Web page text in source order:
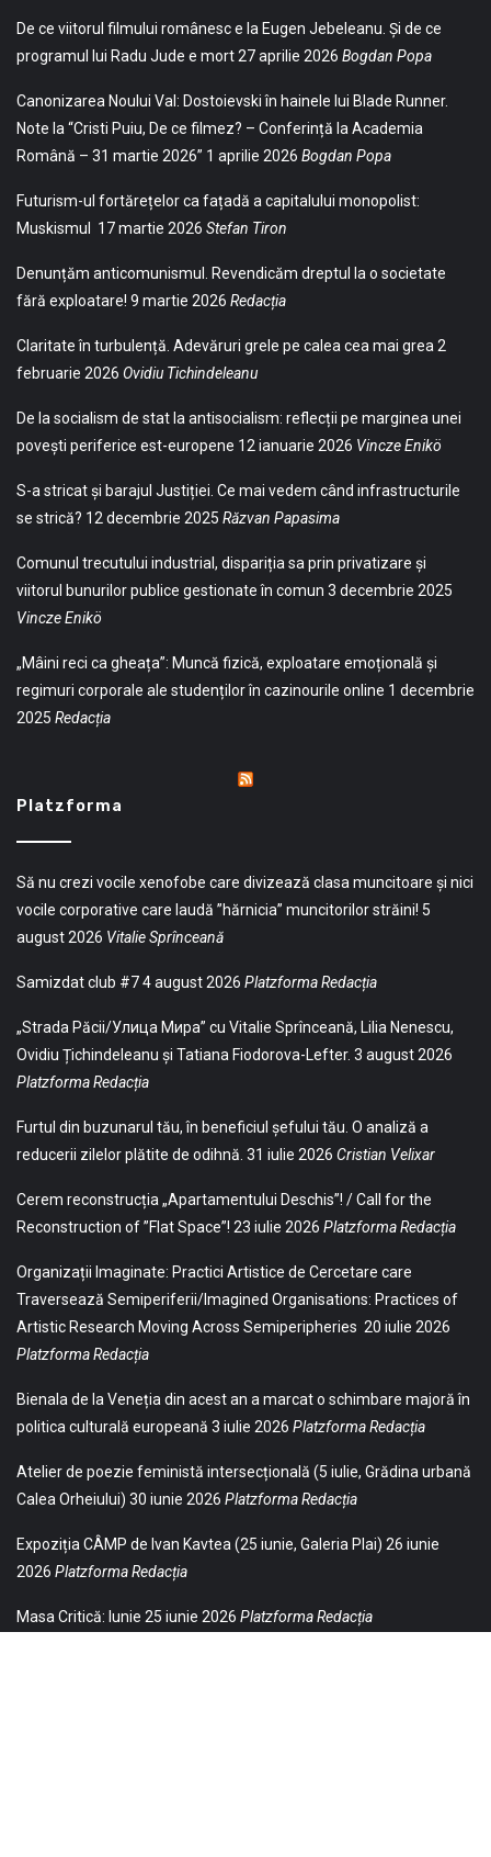
De ce viitorul filmului românesc e la Eugen Jebeleanu. Și de ce
programul lui Radu Jude e mort27 aprilie 2026 Bogdan Popa
Canonizarea Noului Val: Dostoievski în hainele lui Blade Runner.
Note la “Cristi Puiu, De ce filmez? – Conferință la Academia
Română – 31 martie 2026” 1 aprilie 2026 Bogdan Popa
Futurism-ul fortărețelor ca fațadă a capitalului monopolist:
Muskismul 17 martie 2026 Stefan Tiron
Denunțăm anticomunismul. Revendicăm dreptul la o societate
fără exploatare! 9 martie 2026 Redacția
Claritate în turbulență. Adevăruri grele pe calea cea mai grea 2
februarie 2026 Ovidiu Tichindeleanu
De la socialism de stat la antisocialism: reflecții pe marginea unei
povești periferice est-europene 12 ianuarie 2026 Vincze Enikö
S-a stricat și barajul Justiției. Ce mai vedem când infrastructurile
se strică? 12 decembrie 2025 Răzvan Papasima
Comunul trecutului industrial, dispariția sa prin privatizare și
viitorul bunurilor publice gestionate în comun 3 decembrie 2025
Vincze Enikö
„Mâini reci ca gheața”: Muncă fizică, exploatare emoțională și
regimuri corporale ale studenților în cazinourile online 1 decembrie
2025 Redacția
Platzforma
Să nu crezi vocile xenofobe care divizează clasa muncitoare și nici
vocile corporative care laudă ”hărnicia” muncitorilor străini! 5
august 2026 Vitalie Sprînceană
Samizdat club #74 august 2026 Platzforma Redacția
„Strada Păcii/Улица Мира” cu Vitalie Sprînceană, Lilia Nenescu,
Ovidiu Țichindeleanu și Tatiana Fiodorova-Lefter. 3 august 2026
Platzforma Redacția
Furtul din buzunarul tău, în beneficiul șefului tău. O analiză a
reducerii zilelor plătite de odihnă. 31 iulie 2026 Cristian Velixar
Cerem reconstrucția „Apartamentului Deschis”! / Call for the
Reconstruction of ”Flat Space”! 23 iulie 2026 Platzforma Redacția
Organizații Imaginate: Practici Artistice de Cercetare care
Traversează Semiperiferii/Imagined Organisations: Practices of
Artistic Research Moving Across Semiperipheries 20 iulie 2026
Platzforma Redacția
Bienala de la Veneția din acest an a marcat o schimbare majoră în
politica culturală europeană 3 iulie 2026 Platzforma Redacția
Atelier de poezie feministă intersecțională (5 iulie, Grădina urbană
Calea Orheiului) 30 iunie 2026 Platzforma Redacția
Expoziția CÂMP de Ivan Kavtea (25 iunie, Galeria Plai) 26 iunie
2026 Platzforma Redacția
Masa Critică: Iunie 25 iunie 2026 Platzforma Redacția